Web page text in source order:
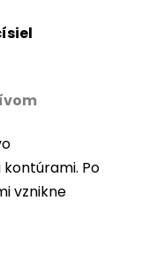
Po
vznikne